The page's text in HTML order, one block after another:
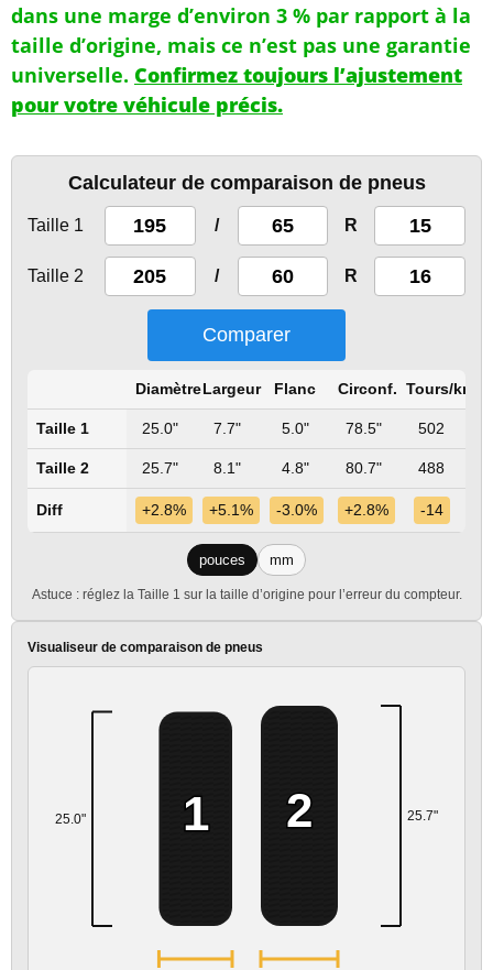
dans une marge d’environ 3 % par rapport à la
taille d’origine, mais ce n’est pas une garantie
universelle. Confirmez toujours l’ajustement
pour votre véhicule précis.
Calculateur de comparaison de pneus
Taille 1 / R
Taille 2 / R
Comparer
DiamètreLargeur Flanc Circonf. Tours/km
Taille 1 25.0" 7.7" 5.0" 78.5" 502
Taille 2 25.7" 8.1" 4.8" 80.7" 488
Diff +2.8% +5.1% -3.0% +2.8% -14
pouces mm
Astuce : réglez la Taille 1 sur la taille d’origine pour l’erreur du compteur.
Visualiseur de comparaison de pneus
1
25.0" 2 25.7"